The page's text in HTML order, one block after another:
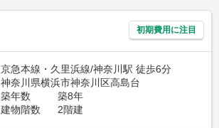
初期費用に注目
京急本線・久里浜線/神奈川駅 徒歩6分
神奈川県横浜市神奈川区高島台
築年数
築8年
建物階数
2階建